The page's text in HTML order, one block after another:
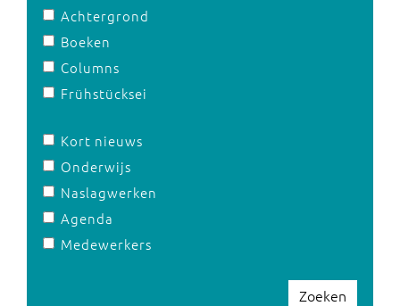
Achtergrond
Boeken
Columns
Frühstücksei
Kort nieuws
Onderwijs
Naslagwerken
Agenda
Medewerkers
Zoeken